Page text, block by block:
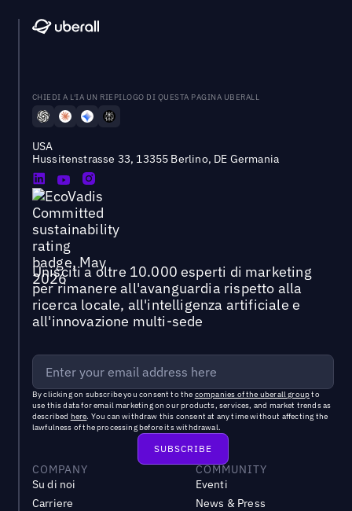
CHIEDI A L'IA UN RIEPILOGO DI QUESTA PAGINA UBERALL
USA
Hussitenstrasse 33, 13355 Berlino, DE Germania
Unisciti a oltre 10.000 esperti di marketing
per rimanere all'avanguardia rispetto alla
ricerca locale, all'intelligenza artificiale e
all'innovazione multi-sede
By clicking on subscribe you consent to the companies of the uberall groupto
use this data for email marketing on our products, services, and market trends as
described here. You can withdraw this consent at any time without affecting the
lawfulness of the processing before its withdrawal.
COMPANY
Su di noi
Carriere
COMMUNITY
Eventi
News & Press